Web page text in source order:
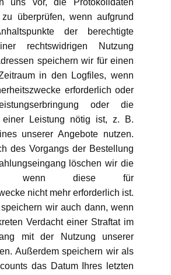
uns vor, die Protokolldaten
überprüfen, wenn aufgrund
der berechtigte
rechtswidrigen Nutzung
speichern wir für einen
in den Logfiles, wenn
erforderlich oder
oder die
einer Leistung nötig ist, z. B.
unserer Angebote nutzen.
des Vorgangs der Bestellung
löschen wir die
wenn diese für
nicht mehr erforderlich ist.
speichern wir auch dann, wenn
Verdacht einer Straftat im
mit der Nutzung unserer
Außerdem speichern wir als
das Datum Ihres letzten